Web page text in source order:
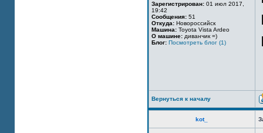
Зарегистрирован: 01 июл 2017,
19:42
Сообщения: 51
Откуда: Новороссийск
Машина: Toyota Vista Ardeo
О машине: диванчик =)
Блог: Посмотреть блог (1)
Вернуться к началу
kot_